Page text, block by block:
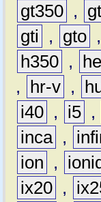
gt350 ,
gti
, gto ,
h350 ,
,
hr-v ,
i40 , i5 ,
inca ,
ion
,
ix20 ,